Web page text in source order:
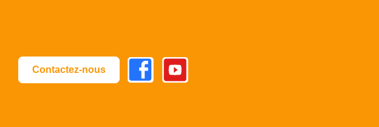
Contactez-nous
FacebookYoutube